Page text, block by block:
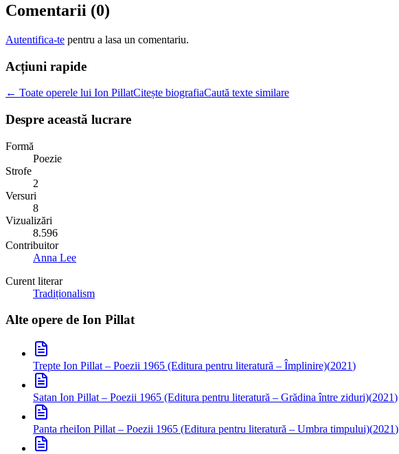
Comentarii (0)
Autentifica-te pentru a lasa un comentariu.
Acțiuni rapide
← Toate operele lui Ion PillatCitește biografiaCaută texte similare
Despre această lucrare
Formă
Poezie
Strofe
2
Versuri
8
Vizualizări
8.596
Contribuitor
Anna Lee
Curent literar
Tradiționalism
Alte opere de Ion Pillat
Trepte Ion Pillat – Poezii 1965 (Editura pentru literatură – Împlinire)(2021)
Satan Ion Pillat – Poezii 1965 (Editura pentru literatură – Grădina între ziduri)(2021)
Panta rheiIon Pillat – Poezii 1965 (Editura pentru literatură – Umbra timpului)(2021)